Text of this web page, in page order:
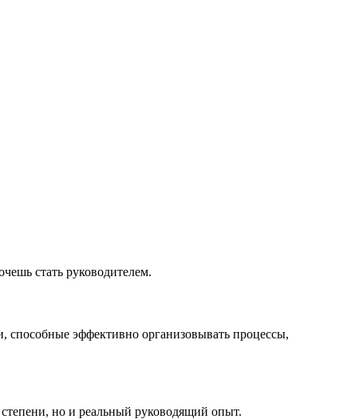
стать руководителем.
способные эффективно организовывать процессы,
но и реальный руководящий опыт.